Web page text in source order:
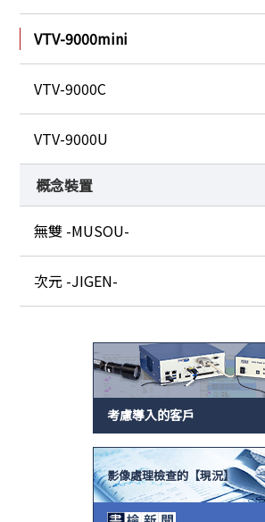
VTV-9000mini
VTV-9000C
VTV-9000U
概念裝置
無雙 -MUSOU-
次元 -JIGEN-
考慮導入的客戶
影像處理檢查的【現況】